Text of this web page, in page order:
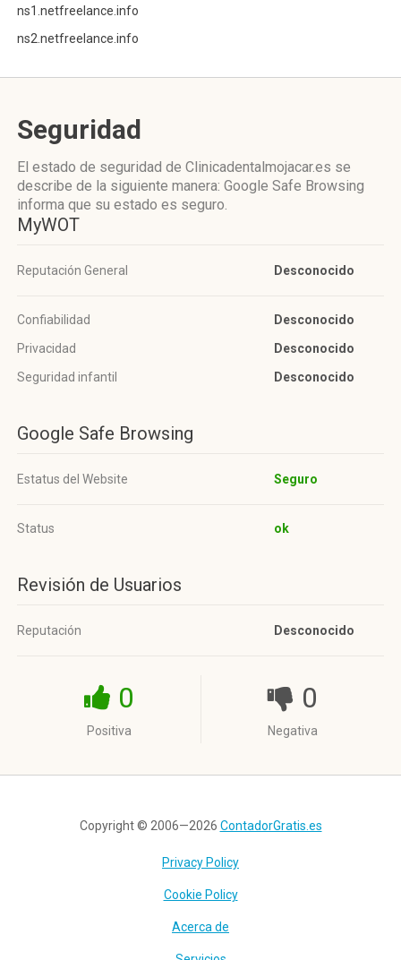
ns1.netfreelance.info
ns2.netfreelance.info
Seguridad
El estado de seguridad de Clinicadentalmojacar.es se
describe de la siguiente manera: Google Safe Browsing
informa que su estado es seguro.
MyWOT
Reputación General Desconocido
Confiabilidad
Desconocido
Privacidad
Desconocido
Seguridad infantil
Desconocido
Google Safe Browsing
Estatus del Website Seguro
Status ok
Revisión de Usuarios
Reputación Desconocido
0
Positiva
0
Negativa
Copyright © 2006—2026 ContadorGratis.es
Privacy Policy
Cookie Policy
Acerca de